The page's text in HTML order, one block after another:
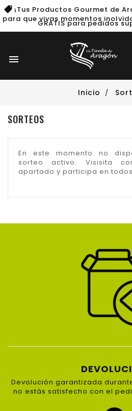
¡Tus Productos Gourmet de
para que vivas momentos
GRATIS para pedidos

Inicio
SORTEOS
En este momento no
sorteo activo. Visisita
apartado y participa en
Devolución garantizada
no estás satisfecho con el